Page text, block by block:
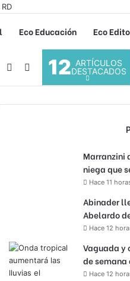
Eco Educación Eco
Instagram
AccesoBuscar por
12 ARTÍCULOS
DESTACADOS
Marranzini
niega que
Hace 11
Abinader
Abelardo
Hace 12
Vaguada y
de
Hace 12